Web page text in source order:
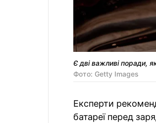
Є дві важливі поради,
Фото: Getty Images
Експерти
батареї перед